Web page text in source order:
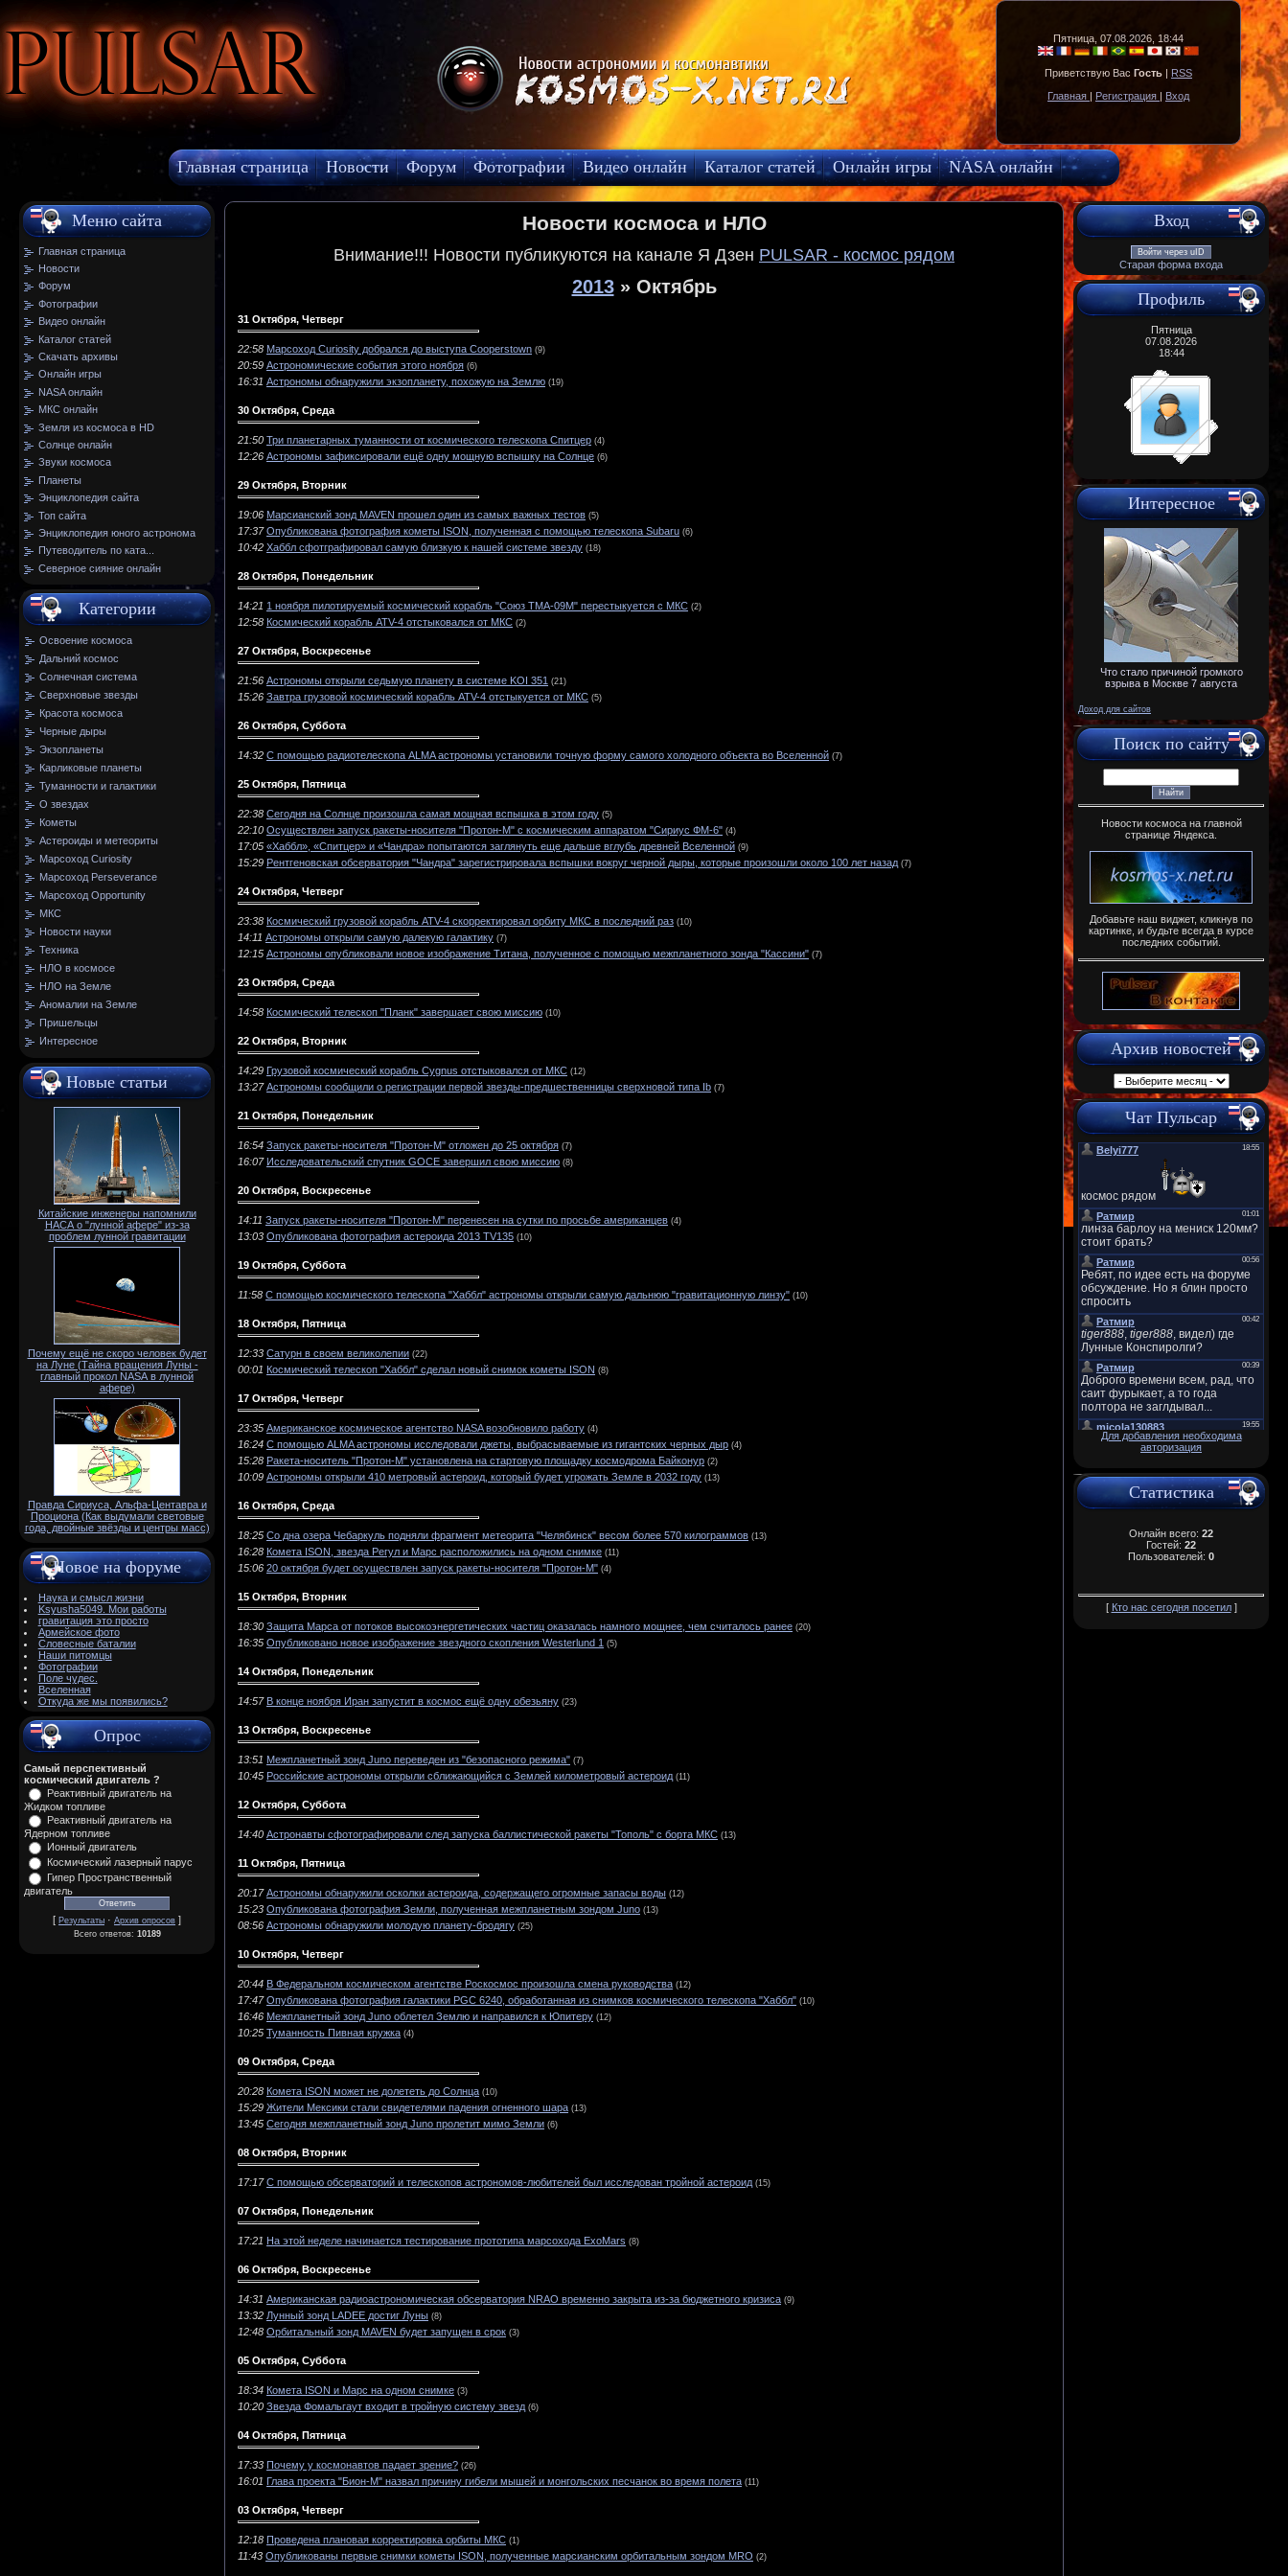
Pulsar Пятница, 07.08.2026, 18:44
Приветствую Вас Гость | RSS
Главная | Регистрация | Вход
Главная страница Новости Форум Фотографии Видео онлайн Каталог статей Онлайн игры
NASA онлайн
МКС онлайн
Меню сайта
Главная страница
Новости
Форум
Фотографии
Видео онлайн
Каталог статей
Скачать архивы
Онлайн игры
NASA онлайн
МКС онлайн
Земля из космоса в HD
Солнце онлайн
Звуки космоса
Планеты
Энциклопедия сайта
Топ сайта
Энциклопедия юного астронома
Путеводитель по ката...
Северное сияние онлайн
Категории
Освоение космоса
Дальний космос
Солнечная система
Сверхновые звезды
Красота космоса
Черные дыры
Экзопланеты
Карликовые планеты
Туманности и галактики
О звездах
Кометы
Астероиды и метеориты
Марсоход Curiosity
Марсоход Perseverance
Марсоход Opportunity
МКС
Новости науки
Техника
НЛО в космосе
НЛО на Земле
Аномалии на Земле
Пришельцы
Интересное
Новые статьи
Китайские инженеры напомнили
НАСА о "лунной афере" из-за
проблем лунной гравитации
Почему ещё не скоро человек будет
на Луне (Тайна вращения Луны -
главный прокол NАSА в лунной
афере)
Правда Сириуса, Альфа-Центавра и
Проциона (Как выдумали световые
года, двойные звёзды и центры масс)
Новое на форуме
Наука и смысл жизни
Ksyusha5049. Мои работы
гравитация это просто
Армейское фото
Словесные баталии
Наши питомцы
Фотографии
Поле чудес.
Вселенная
Откуда же мы появились?
Опрос
Самый перспективный
космический двигатель ?
Реактивный двигатель на
Жидком топливе
Реактивный двигатель на
Ядерном топливе
Ионный двигатель
Космический лазерный парус
Гипер Пространственный
двигатель
[ Результаты · Архив опросов ]
Всего ответов: 10189
Новости космоса и НЛО
Внимание!!! Новости публикуются на канале Я Дзен PULSAR - космос рядом
2013 » Октябрь
31 Октября, Четверг
22:58 Марсоход Curiosity добрался до выступа Cooperstown (9)
20:59 Астрономические события этого ноября (6)
16:31 Астрономы обнаружили экзопланету, похожую на Землю (19)
30 Октября, Среда
21:50 Три планетарных туманности от космического телескопа Спитцер (4)
12:26 Астрономы зафиксировали ещё одну мощную вспышку на Солнце (6)
29 Октября, Вторник
19:06 Марсианский зонд MAVEN прошел один из самых важных тестов (5)
17:37 Опубликована фотография кометы ISON, полученная с помощью телескопа Subaru (6)
10:42 Хаббл сфотграфировал самую близкую к нашей системе звезду (18)
28 Октября, Понедельник
14:21 1 ноября пилотируемый космический корабль "Союз ТМА-09М" перестыкуется с МКС (2)
12:58 Космический корабль ATV-4 отстыковался от МКС (2)
27 Октября, Воскресенье
21:56 Астрономы открыли седьмую планету в системе KOI 351 (21)
15:26 Завтра грузовой космический корабль ATV-4 отстыкуется от МКС (5)
26 Октября, Суббота
14:32 С помощью радиотелескопа ALMA астрономы установили точную форму самого холодного объекта во Вселенной (7)
25 Октября, Пятница
22:38 Сегодня на Солнце произошла самая мощная вспышка в этом году (5)
22:10 Осуществлен запуск ракеты-носителя "Протон-М" с космическим аппаратом "Сириус ФМ-6" (4)
17:05 «Хаббл», «Спитцер» и «Чандра» попытаются заглянуть еще дальше вглубь древней Вселенной (9)
15:29 Рентгеновская обсерватория "Чандра" зарегистрировала вспышки вокруг черной дыры, которые произошли около 100 лет назад (7)
24 Октября, Четверг
23:38 Космический грузовой корабль ATV-4 скорректировал орбиту МКС в последний раз (10)
14:11 Астрономы открыли самую далекую галактику (7)
12:15 Астрономы опубликовали новое изображение Титана, полученное с помощью межпланетного зонда "Кассини" (7)
23 Октября, Среда
14:58 Космический телескоп "Планк" завершает свою миссию (10)
22 Октября, Вторник
14:29 Грузовой космический корабль Cygnus отстыковался от МКС (12)
13:27 Астрономы сообщили о регистрации первой звезды-предшественницы сверхновой типа Ib (7)
21 Октября, Понедельник
16:54 Запуск ракеты-носителя "Протон-М" отложен до 25 октября (7)
16:07 Исследовательский спутник GOCE завершил свою миссию (8)
20 Октября, Воскресенье
14:11 Запуск ракеты-носителя "Протон-М" перенесен на сутки по просьбе американцев (4)
13:03 Опубликована фотография астероида 2013 TV135 (10)
19 Октября, Суббота
11:58 С помощью космического телескопа "Хаббл" астрономы открыли самую дальнюю "гравитационную линзу" (10)
18 Октября, Пятница
12:33 Сатурн в своем великолепии (22)
00:01 Космический телескоп "Хаббл" сделал новый снимок кометы ISON (8)
17 Октября, Четверг
23:35 Американское космическое агентство NASA возобновило работу (4)
16:24 С помощью ALMA астрономы исследовали джеты, выбрасываемые из гигантских черных дыр (4)
15:28 Ракета-носитель "Протон-М" установлена на стартовую площадку космодрома Байконур (2)
10:09 Астрономы открыли 410 метровый астероид, который будет угрожать Земле в 2032 году (13)
16 Октября, Среда
18:25 Со дна озера Чебаркуль подняли фрагмент метеорита "Челябинск" весом более 570 килограммов (13)
16:28 Комета ISON, звезда Регул и Марс расположились на одном снимке (11)
15:06 20 октября будет осуществлен запуск ракеты-носителя "Протон-М" (4)
15 Октября, Вторник
18:30 Защита Марса от потоков высокоэнергетических частиц оказалась намного мощнее, чем считалось ранее (20)
16:35 Опубликовано новое изображение звездного скопления Westerlund 1 (5)
14 Октября, Понедельник
14:57 В конце ноября Иран запустит в космос ещё одну обезьяну (23)
13 Октября, Воскресенье
13:51 Межпланетный зонд Juno переведен из "безопасного режима" (7)
10:45 Российские астрономы открыли сближающийся с Землей километровый астероид (11)
12 Октября, Суббота
14:40 Астронавты сфотографировали след запуска баллистической ракеты "Тополь" с борта МКС (13)
11 Октября, Пятница
20:17 Астрономы обнаружили осколки астероида, содержащего огромные запасы воды (12)
15:23 Опубликована фотография Земли, полученная межпланетным зондом Juno (13)
08:56 Астрономы обнаружили молодую планету-бродягу (25)
10 Октября, Четверг
20:44 В Федеральном космическом агентстве Роскосмос произошла смена руководства (12)
17:47 Опубликована фотография галактики PGC 6240, обработанная из снимков космического телескопа "Хаббл" (10)
16:46 Межпланетный зонд Juno облетел Землю и направился к Юпитеру (12)
10:25 Туманность Пивная кружка (4)
09 Октября, Среда
20:28 Комета ISON может не долететь до Солнца (10)
15:29 Жители Мексики стали свидетелями падения огненного шара (13)
13:45 Сегодня межпланетный зонд Juno пролетит мимо Земли (6)
08 Октября, Вторник
17:17 С помощью обсерваторий и телескопов астрономов-любителей был исследован тройной астероид (15)
07 Октября, Понедельник
17:21 На этой неделе начинается тестирование прототипа марсохода ExoMars (8)
06 Октября, Воскресенье
14:31 Американская радиоастрономическая обсерватория NRAO временно закрыта из-за бюджетного кризиса (9)
13:32 Лунный зонд LADEE достиг Луны (8)
12:48 Орбитальный зонд MAVEN будет запущен в срок (3)
05 Октября, Суббота
18:34 Комета ISON и Марс на одном снимке (3)
10:20 Звезда Фомальгаут входит в тройную систему звезд (6)
04 Октября, Пятница
17:33 Почему у космонавтов падает зрение? (26)
16:01 Глава проекта "Бион-М" назвал причину гибели мышей и монгольских песчанок во время полета (11)
03 Октября, Четверг
12:18 Проведена плановая корректировка орбиты МКС (1)
11:43 Опубликованы первые снимки кометы ISON, полученные марсианским орбитальным зондом MRO (2)
Вход
Войти через uID
Старая форма входа
Профиль
Пятница
07.08.2026
18:44
Интересное
Что стало причиной громкого
взрыва в Москве 7 августа
Доход для сайтов
Поиск по сайту
Новости космоса на главной
странице Яндекса.
Добавьте наш виджет, кликнув по
картинке, и будьте всегда в курсе
последних событий.
Архив новостей
Чат Пульсар
Для добавления необходима
авторизация
Статистика
Онлайн всего: 22
Гостей: 22
Пользователей: 0
[ Кто нас сегодня посетил]